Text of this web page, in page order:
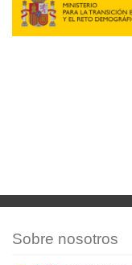
Sobre nosotros